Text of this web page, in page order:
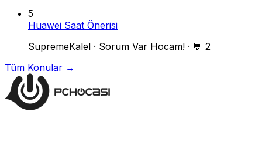
5
Huawei Saat Önerisi
SupremeKalel · Sorum Var Hocam! · 💬 2
Tüm Konular →